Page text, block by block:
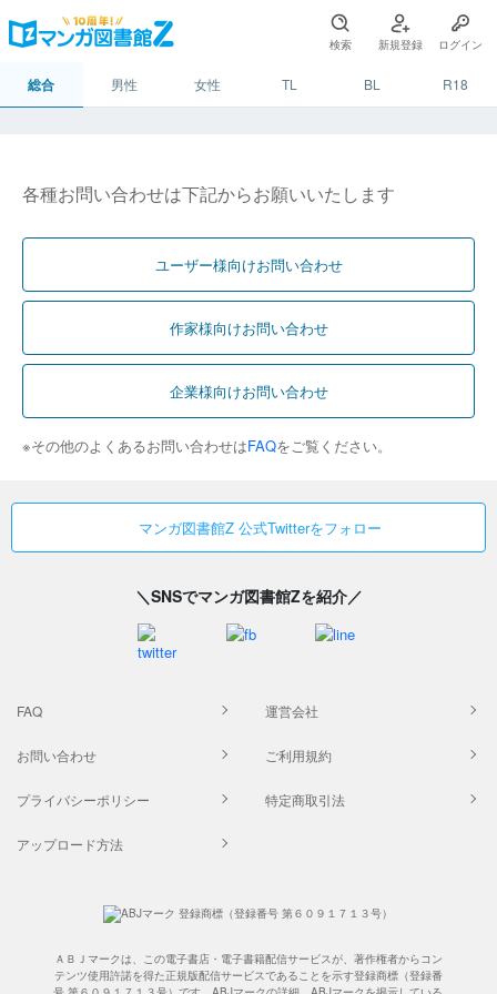
検索 新規登録 ログイン
総合 男性 女性 TL BL R18
各種お問い合わせは下記からお願いいたします
ユーザー様向けお問い合わせ
作家様向けお問い合わせ
企業様向けお問い合わせ
※その他のよくあるお問い合わせはFAQをご覧ください。
マンガ図書館Z 公式Twitterをフォロー
＼SNSでマンガ図書館Zを紹介／
FAQ 運営会社
お問い合わせ ご利用規約
プライバシーポリシー 特定商取引法
アップロード方法
ＡＢＪマークは、この電子書店・電子書籍配信サービスが、著作権者からコン
テンツ使用許諾を得た正規版配信サービスであることを示す登録商標（登録番